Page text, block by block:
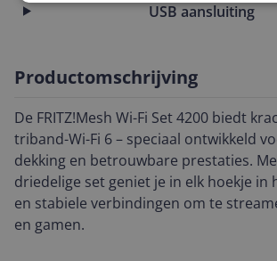
USB aansluiting
Productomschrijving
De FRITZ!Mesh Wi-Fi Set 4200 biedt
triband-Wi-Fi 6 – speciaal ontwikkeld
dekking en betrouwbare prestaties.
driedelige set geniet je in elk hoekje in
en stabiele verbindingen om te
en gamen.